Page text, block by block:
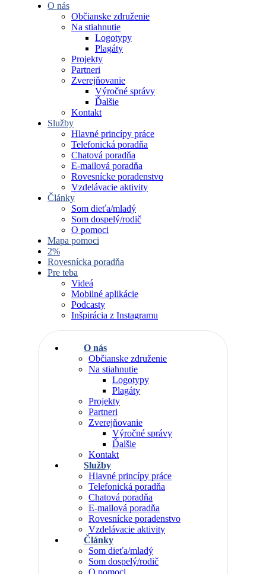
O nás
Občianske združenie
Na stiahnutie
Logotypy
Plagáty
Projekty
Partneri
Zverejňovanie
Výročné správy
Ďalšie
Kontakt
Služby
Hlavné princípy práce
Telefonická poradňa
Chatová poradňa
E-mailová poradňa
Rovesnícke poradenstvo
Vzdelávacie aktivity
Články
Som dieťa/mladý
Som dospelý/rodič
O pomoci
Mapa pomoci
2%
Rovesnícka poradňa
Pre teba
Videá
Mobilné aplikácie
Podcasty
Inšpirácia z Instagramu
O nás
Občianske združenie
Na stiahnutie
Logotypy
Plagáty
Projekty
Partneri
Zverejňovanie
Výročné správy
Ďalšie
Kontakt
Služby
Hlavné princípy práce
Telefonická poradňa
Chatová poradňa
E-mailová poradňa
Rovesnícke poradenstvo
Vzdelávacie aktivity
Články
Som dieťa/mladý
Som dospelý/rodič
O pomoci